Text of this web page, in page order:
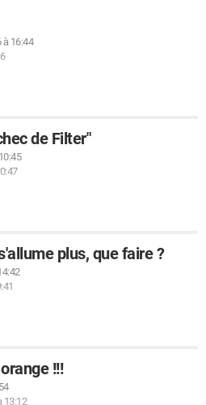
à 16:44
de Filter"
plus, que faire ?
!!!
13:12